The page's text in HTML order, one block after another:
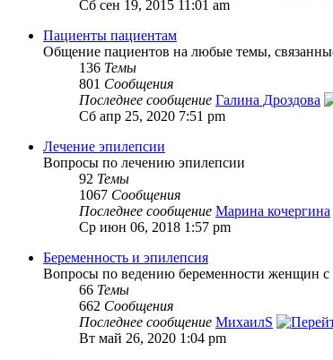
Сб сен 19, 2015 11:01 am
Пациенты пациентам
Общение пациентов на любые темы,
136 Темы
801 Сообщения
Последнее сообщение Галина Дроздова
Сб апр 25, 2020 7:51 pm
Лечение эпилепсии
Вопросы по лечению эпилепсии
92 Темы
1067 Сообщения
Последнее сообщение Марина кочергина
Ср июн 06, 2018 1:57 pm
Беременность и эпилепсия
Вопросы по ведению беременности женщин
66 Темы
662 Сообщения
Последнее сообщение МихаилS
Вт май 26, 2020 1:04 pm